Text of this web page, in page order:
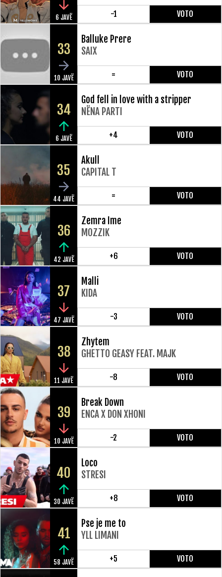
6 JAVË -1 VOTO
33
10 JAVË
Balluke Prere
SAIX
= VOTO
34
6 JAVË
God fell in love with a stripper
NËNA PARTI
+4 VOTO
35
44 JAVË
Akull
CAPITAL T
= VOTO
36
42 JAVË
Zemra Ime
MOZZIK
+6 VOTO
37
47 JAVË
Malli
KIDA
-3 VOTO
38
11 JAVË
Zhytem
GHETTO GEASY FEAT. MAJK
-8 VOTO
39
10 JAVË
Break Down
ENCA X DON XHONI
-2 VOTO
40
30 JAVË
Loco
STRESI
+8 VOTO
41
58 JAVË
Pse je me to
YLL LIMANI
+5 VOTO